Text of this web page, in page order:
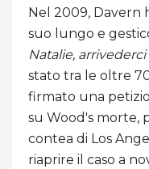
Nel 2009, Davern
suo lungo e
Natalie,
stato tra le oltre
firmato una
su Wood's morte,
contea di Los
riaprire il caso a